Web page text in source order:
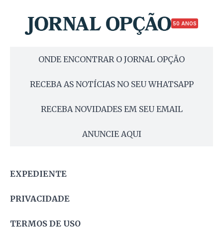
50 ANOS
ONDE ENCONTRAR O JORNAL OPÇÃO
RECEBA AS NOTÍCIAS NO SEU WHATSAPP
RECEBA NOVIDADES EM SEU EMAIL
ANUNCIE AQUI
EXPEDIENTE
PRIVACIDADE
TERMOS DE USO